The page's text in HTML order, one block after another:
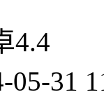
4.4
05-31